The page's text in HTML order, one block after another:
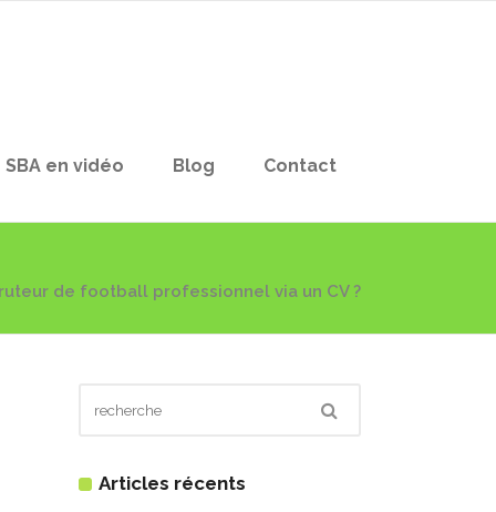
SBA en vidéo Blog Contact
de football professionnel via un CV ?
Articles récents